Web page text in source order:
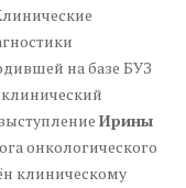
на базе БУЗ
Ирины
онкологического
клиническому